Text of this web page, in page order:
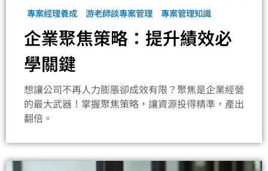
專案經理養成 游老師談專案管理 專案管理知識
企業聚焦策略：提升績效必
學關鍵
想讓公司不再人力膨脹卻成效有限？聚焦是企業經營
的最大武器！掌握聚焦策略，讓資源投得精準，產出
翻倍。